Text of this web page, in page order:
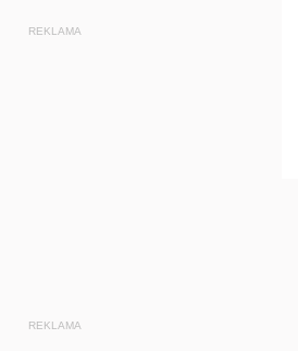
REKLAMA
REKLAMA